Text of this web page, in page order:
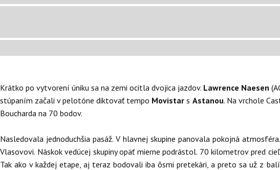
Krátko po vytvorení úniku sa na zemi ocitla dvojica jazdov. Lawrence Naesen
stúpaním začali v pelotóne diktovať tempo Movistars Astanou. Na vrchole
Boucharda na 70 bodov.
Nasledovala jednoduchšia pasáž. V hlavnej skupine panovala pokojná
Vlasovovi. Náskok vedúcej skupiny opäť mierne podrástol. 70 kilometrov pred
Tak ako v každej etape, aj teraz bodovali iba ôsmi pretekári, a preto sa už z